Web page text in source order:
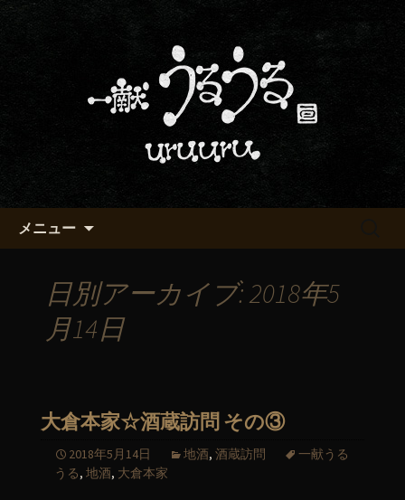
京都・五条でおいしい地酒が飲
める「一献うるうる」のブロ
京都・五条烏丸の町屋居酒屋「一献う
るうる」からのお知らせ
メニュー
日別アーカイブ: 2018年5
月14日
大倉本家☆酒蔵訪問 その③
2018年5月14日 地酒, 酒蔵訪問
一献うる
うる, 地酒, 大倉本家